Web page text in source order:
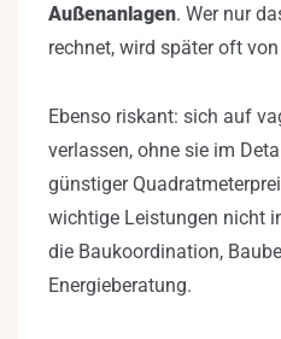
Außenanlagen. Wer nur
rechnet, wird später oft
Ebenso riskant: sich auf
verlassen, ohne sie im
günstiger
wichtige Leistungen nicht
die Baukoordination,
Energieberatung.